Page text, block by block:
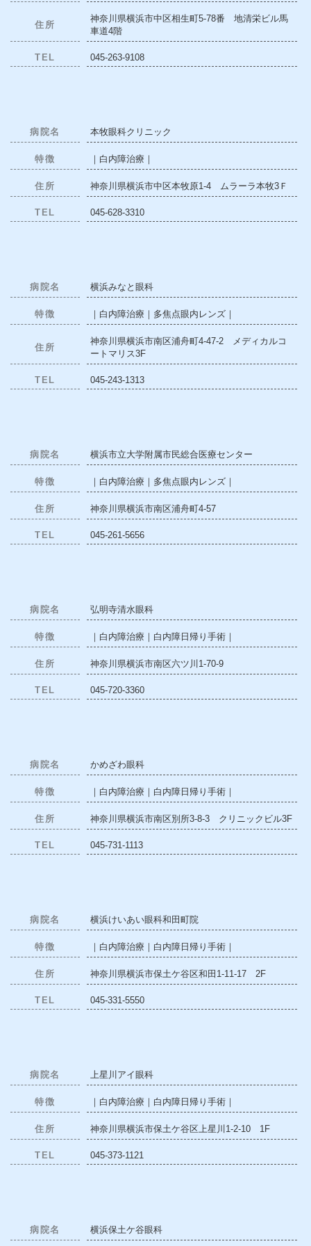
住所
神奈川県横浜市中区相生町5-78番 地清栄ビル馬
車道4階
TEL 045-263-9108
病院名 本牧眼科クリニック
特徴 ｜白内障治療｜
住所 神奈川県横浜市中区本牧原1-4 ムラーラ本牧3Ｆ
TEL 045-628-3310
病院名 横浜みなと眼科
特徴 ｜白内障治療｜多焦点眼内レンズ｜
住所
神奈川県横浜市南区浦舟町4-47-2 メディカルコ
ートマリス3F
TEL 045-243-1313
病院名 横浜市立大学附属市民総合医療センター
特徴 ｜白内障治療｜多焦点眼内レンズ｜
住所 神奈川県横浜市南区浦舟町4-57
TEL 045-261-5656
病院名 弘明寺清水眼科
特徴 ｜白内障治療｜白内障日帰り手術｜
住所 神奈川県横浜市南区六ツ川1-70-9
TEL 045-720-3360
病院名 かめざわ眼科
特徴 ｜白内障治療｜白内障日帰り手術｜
住所 神奈川県横浜市南区別所3-8-3 クリニックビル3F
TEL 045-731-1113
病院名 横浜けいあい眼科和田町院
特徴 ｜白内障治療｜白内障日帰り手術｜
住所 神奈川県横浜市保土ケ谷区和田1-11-17 2F
TEL 045-331-5550
病院名 上星川アイ眼科
特徴 ｜白内障治療｜白内障日帰り手術｜
住所 神奈川県横浜市保土ケ谷区上星川1-2-10 1F
TEL 045-373-1121
病院名 横浜保土ケ谷眼科